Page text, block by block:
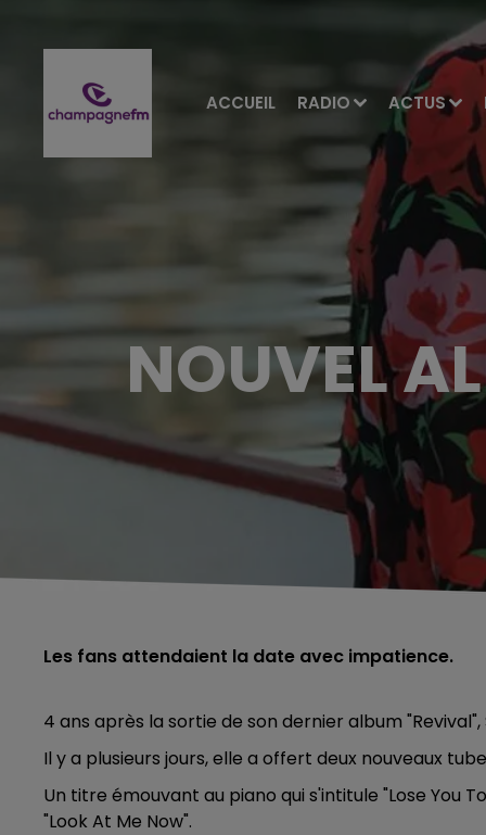
ACCUEIL RADIO ACTUS
NOUVEL
Les fans attendaient la date avec impatience.
4 ans après la sortie de son dernier album
Il y a plusieurs jours, elle a offert deux nouveaux
Un titre émouvant au piano qui s'intitule "Lose You
"Look At Me Now".